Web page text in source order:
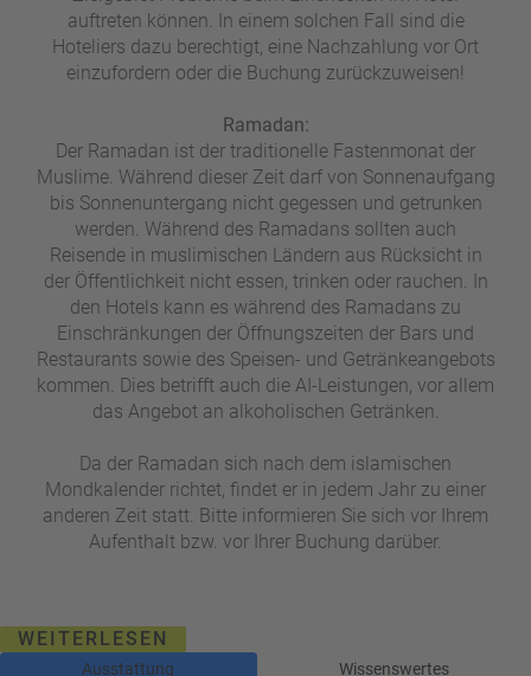
auftreten können. In einem solchen Fall sind die
Hoteliers dazu berechtigt, eine Nachzahlung vor Ort
einzufordern oder die Buchung zurückzuweisen!
Ramadan:
Der Ramadan ist der traditionelle Fastenmonat der
Muslime. Während dieser Zeit darf von Sonnenaufgang
bis Sonnenuntergang nicht gegessen und getrunken
werden. Während des Ramadans sollten auch
Reisende in muslimischen Ländern aus Rücksicht in
der Öffentlichkeit nicht essen, trinken oder rauchen. In
den Hotels kann es während des Ramadans zu
Einschränkungen der Öffnungszeiten der Bars und
Restaurants sowie des Speisen- und Getränkeangebots
kommen. Dies betrifft auch die AI-Leistungen, vor allem
das Angebot an alkoholischen Getränken.
Da der Ramadan sich nach dem islamischen
Mondkalender richtet, findet er in jedem Jahr zu einer
anderen Zeit statt. Bitte informieren Sie sich vor Ihrem
Aufenthalt bzw. vor Ihrer Buchung darüber.
WEITERLESEN
Ausstattung Wissenswertes